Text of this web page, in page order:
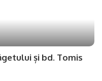
și bd. Tomis